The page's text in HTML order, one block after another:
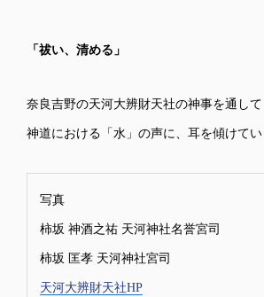
「祓い、清める」
奈良吉野の天河⼤辨財天社の神事を通して
神道における「⽔」の声に、⽿を傾けてい
写真
柿坂 神酒之祐 天河神社名誉宮司
柿坂 匡孝 天河神社宮司
天河大辨財天社HP